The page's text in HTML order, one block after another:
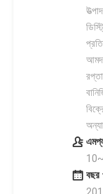
বছর